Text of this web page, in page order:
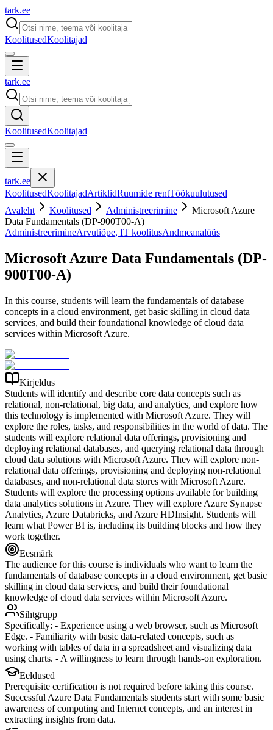
tark.ee
KoolitusedKoolitajad
tark.ee
KoolitusedKoolitajad
tark.ee
KoolitusedKoolitajadArtiklidRuumide rentTöökuulutused
Avaleht
Koolitused Administreerimine
Microsoft Azure
Data Fundamentals (DP-900T00-A)
AdministreerimineArvutiõpe, IT koolitusAndmeanalüüs
Microsoft Azure Data Fundamentals (DP-
900T00-A)
In this course, students will learn the fundamentals of database
concepts in a cloud environment, get basic skilling in cloud data
services, and build their foundational knowledge of cloud data
services within Microsoft Azure.
Kirjeldus
Students will identify and describe core data concepts such as
relational, non-relational, big data, and analytics, and explore how
this technology is implemented with Microsoft Azure. They will
explore the roles, tasks, and responsibilities in the world of data. The
students will explore relational data offerings, provisioning and
deploying relational databases, and querying relational data through
cloud data solutions with Microsoft Azure. They will explore non-
relational data offerings, provisioning and deploying non-relational
databases, and non-relational data stores with Microsoft Azure.
Students will explore the processing options available for building
data analytics solutions in Azure. They will explore Azure Synapse
Analytics, Azure Databricks, and Azure HDInsight. Students will
learn what Power BI is, including its building blocks and how they
work together.
Eesmärk
The audience for this course is individuals who want to learn the
fundamentals of database concepts in a cloud environment, get basic
skilling in cloud data services, and build their foundational
knowledge of cloud data services within Microsoft Azure.
Sihtgrupp
Specifically: - Experience using a web browser, such as Microsoft
Edge. - Familiarity with basic data-related concepts, such as
working with tables of data in a spreadsheet and visualizing data
using charts. - A willingness to learn through hands-on exploration.
Eeldused
Prerequisite certification is not required before taking this course.
Successful Azure Data Fundamentals students start with some basic
awareness of computing and Internet concepts, and an interest in
extracting insights from data.